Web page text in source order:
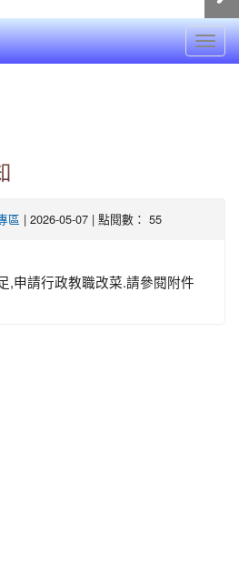
區 | 2026-05-07 | 點閱數： 55
,申請行政教職改菜.請參閱附件